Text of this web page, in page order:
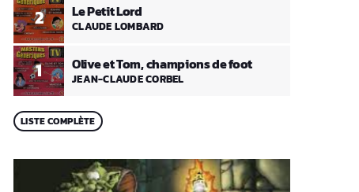
1 Olive et Tom, champions de foot
JEAN-CLAUDE CORBEL
2 Le Petit Lord
CLAUDE LOMBARD
LISTE COMPLÈTE